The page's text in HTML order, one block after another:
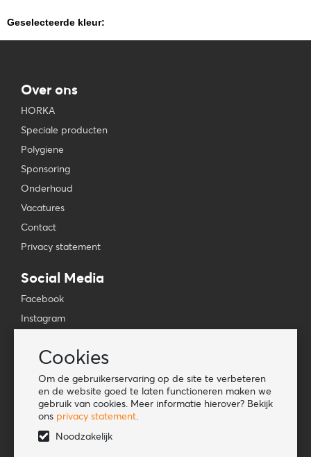
Cookies
Om de gebruikerservaring op de site te verbeteren
en de website goed te laten functioneren maken we
gebruik van cookies. Meer informatie hierover? Bekijk
ons privacy statement.
Noodzakelijk
Geselecteerde kleur:
Over ons
HORKA
Speciale producten
Polygiene
Sponsoring
Onderhoud
Vacatures
Contact
Privacy statement
Social Media
Facebook
Instagram
TikTok
Tools
Lookbook
Nieuwe klant